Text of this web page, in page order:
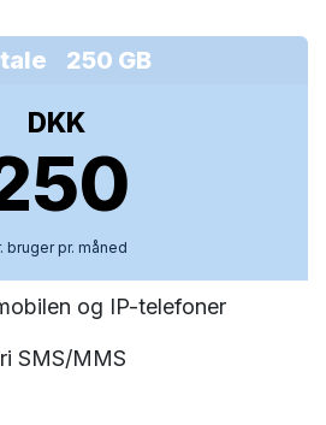
250 GB
DKK
bruger pr. måned
og IP-telefoner
SMS/MMS